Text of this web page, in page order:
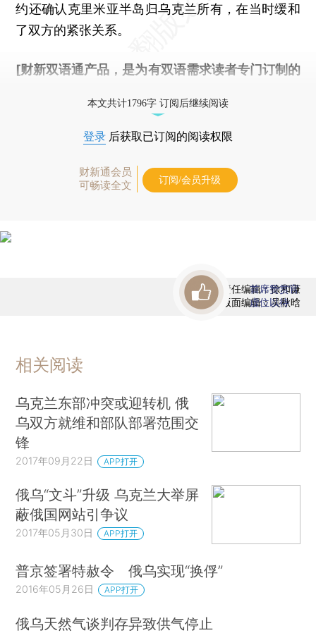
约还确认克里米亚半岛归乌克兰所有，在当时缓和
了双方的紧张关系。
[财新双语通产品，是为有双语需求读者专门订制的
本文共计1796字 订阅后继续阅读
登录 后获取已订阅的阅读权限
财新通会员
可畅读全文
订阅/会员升级
责任编辑：徐和谦
版面编辑：吴秋晗
首席赞赏官
虚位以待
相关阅读
乌克兰东部冲突或迎转机 俄
乌双方就维和部队部署范围交
锋
2017年09月22日 APP打开
俄乌“文斗”升级 乌克兰大举屏
蔽俄国网站引争议
2017年05月30日 APP打开
普京签署特赦令 俄乌实现“换俘”
2016年05月26日 APP打开
俄乌天然气谈判存异致供气停止